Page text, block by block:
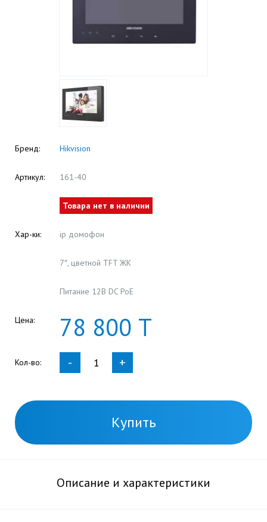
Бренд: Hikvision
Артикул: 161-40
Товара нет в наличии
Хар-ки: ip домофон
7″, цветной TFT ЖК
Питание 12В DC PoE
Цена: 78 800 Т
Кол-во: - +
Купить
Описание и характеристики